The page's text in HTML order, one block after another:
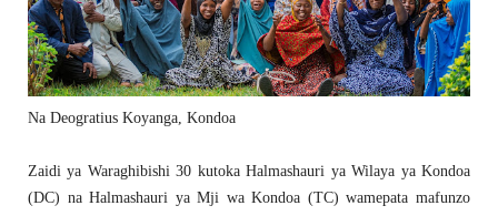
Na Deogratius Koyanga, Kondoa
Zaidi ya Waraghibishi 30 kutoka Halmashauri ya Wilaya ya Kondoa
(DC) na Halmashauri ya Mji wa Kondoa (TC) wamepata mafunzo